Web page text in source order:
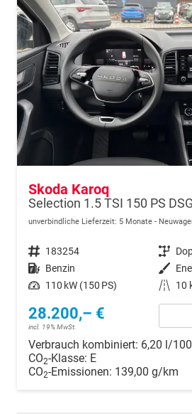
Skoda Karoq
unverbindliche Lieferzeit: 5 Monate
Fahrzeugnr. 183254 Getriebe
Kraftstoff Benzin Außenfarbe
Leistung 110 kW (150 PS) Kilometerstand 10
28.200,– €
incl. 19% MwSt.
Verbrauch kombiniert: 6,20 l/
CO2-Klasse: E
CO2-Emissionen: 139,00 g/km